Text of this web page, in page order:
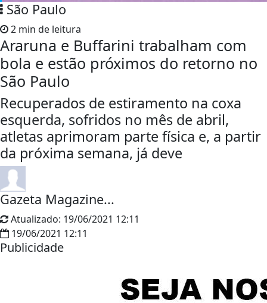
São Paulo
2 min de leitura
Araruna e Buffarini trabalham com
bola e estão próximos do retorno no
São Paulo
Recuperados de estiramento na coxa
esquerda, sofridos no mês de abril,
atletas aprimoram parte física e, a partir
da próxima semana, já deve
Gazeta Magazine...
Atualizado: 19/06/2021 12:11
19/06/2021 12:11
Publicidade